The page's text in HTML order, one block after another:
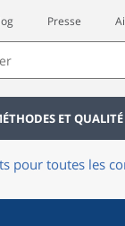
Presse
ET QUALITÉ
pour toutes les